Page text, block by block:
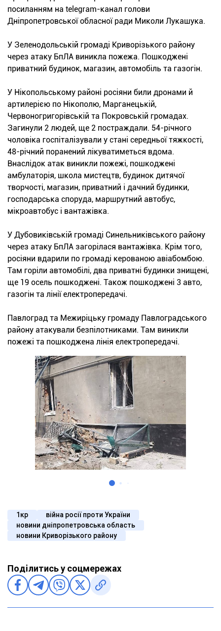
посиланням на telegram-канал голови
Дніпропетровської обласної ради Миколи Лукашука.
У Зеленодольській громаді Криворізького району
через атаку БпЛА виникла пожежа. Пошкоджені
приватний будинок, магазин, автомобіль та газогін.
У Нікопольському районі росіяни били дронами й
артилерією по Нікополю, Марганецькій,
Червоногригорівській та Покровській громадах.
Загинули 2 людей, ще 2 постраждали. 54-річного
чоловіка госпіталізували у стані середньої тяжкості,
48-річний поранений лікуватиметься вдома.
Внаслідок атак виникли пожежі, пошкоджені
амбулаторія, школа мистецтв, будинок дитячої
творчості, магазин, приватний і дачний будинки,
господарська споруда, маршрутний автобус,
мікроавтобус і вантажівка.
У Дубовиківській громаді Синельниківського району
через атаку БпЛА загорілася вантажівка. Крім того,
росіяни вдарили по громаді керованою авіабомбою.
Там горіли автомобілі, два приватні будинки знищені,
ще 19 осель пошкоджені. Також пошкоджені 3 авто,
газогін та лінії електропередачі.
Павлоград та Межиріцьку громаду Павлоградського
району атакували безпілотниками. Там виникли
пожежі та пошкоджена лінія електропередачі.
1кр
війна росії проти України
новини дніпропетровська область
новини Криворізького району
Поділитись у соцмережах